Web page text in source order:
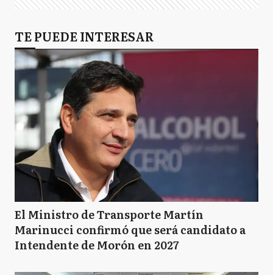
TE PUEDE INTERESAR
El Ministro de Transporte Martín
Marinucci confirmó que será candidato a
Intendente de Morón en 2027